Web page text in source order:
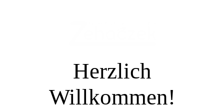
Herzlich
Willkommen!